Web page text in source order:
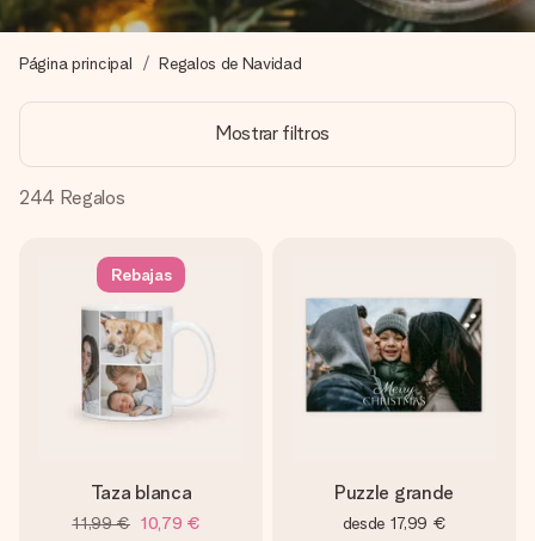
Crea algo único en pocos pasos – con su nombre, tu foto o
un mensaje que llegue al corazón. Sin complicaciones, solo
todo el amor para el momento.
Página principal Regalos de Navidad
Mostrar filtros
244 Regalos
Rebajas
Taza blanca
11,99 € 10,79 €
Puzzle grande
desde 17,99 €